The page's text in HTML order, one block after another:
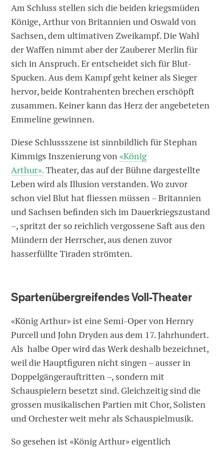
Am Schluss stellen sich die beiden kriegsmüden
Könige, Arthur von Britannien und Oswald von
Sachsen, dem ultimativen Zweikampf. Die Wahl
der Waffen nimmt aber der Zauberer Merlin für
sich in Anspruch. Er entscheidet sich für Blut-
Spucken. Aus dem Kampf geht keiner als Sieger
hervor, beide Kontrahenten brechen erschöpft
zusammen. Keiner kann das Herz der angebeteten
Emmeline gewinnen.
Diese Schlussszene ist sinnbildlich für Stephan
Kimmigs Inszenierung von«König
Arthur».Theater, das auf der Bühne dargestellte
Leben wird als Illusion verstanden. Wo zuvor
schon viel Blut hat fliessen müssen – Britannien
und Sachsen befinden sich im Dauerkriegszustand
–, spritzt der so reichlich vergossene Saft aus den
Mündern der Herrscher, aus denen zuvor
hasserfüllte Tiraden strömten.
Spartenübergreifendes Voll-Theater
«König Arthur» ist eine Semi-Oper von Hernry
Purcell und John Dryden aus dem 17. Jahrhundert.
Als halbe Oper wird das Werk deshalb bezeichnet,
weil die Hauptfiguren nicht singen – ausser in
Doppelgängerauftritten –, sondern mit
Schauspielern besetzt sind. Gleichzeitig sind die
grossen musikalischen Partien mit Chor, Solisten
und Orchester weit mehr als Schauspielmusik.
So gesehen ist «König Arthur» eigentlich